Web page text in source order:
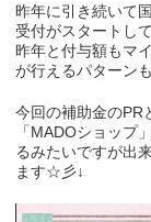
昨年に引き続いて
受付がスタートし
昨年と付与額もマ
が行えるパターン
今回の補助金のPR
「MADOショップ
るみたいですが出
ます☆彡↓